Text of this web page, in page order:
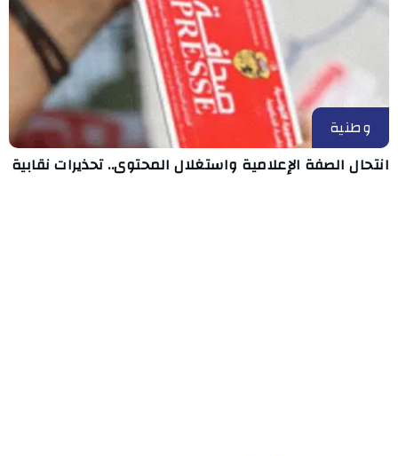
وطنية
انتحال الصفة الإعلامية واستغلال المحتوى.. تحذيرات نقابية